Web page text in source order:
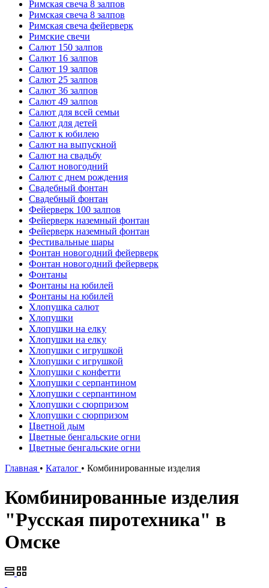
Римская свеча 8 залпов
Римская свеча 8 залпов
Римская свеча фейерверк
Римские свечи
Салют 150 залпов
Салют 16 залпов
Салют 19 залпов
Салют 25 залпов
Салют 36 залпов
Салют 49 залпов
Салют для всей семьи
Салют для детей
Салют к юбилею
Салют на выпускной
Салют на свадьбу
Салют новогодний
Салют с днем рождения
Свадебный фонтан
Свадебный фонтан
Фейерверк 100 залпов
Фейерверк наземный фонтан
Фейерверк наземный фонтан
Фестивальные шары
Фонтан новогодний фейерверк
Фонтан новогодний фейерверк
Фонтаны
Фонтаны на юбилей
Фонтаны на юбилей
Хлопушка салют
Хлопушки
Хлопушки на елку
Хлопушки на елку
Хлопушки с игрушкой
Хлопушки с игрушкой
Хлопушки с конфетти
Хлопушки с серпантином
Хлопушки с серпантином
Хлопушки с сюрпризом
Хлопушки с сюрпризом
Цветной дым
Цветные бенгальские огни
Цветные бенгальские огни
Главная • Каталог • Комбинированные изделия
Комбинированные изделия
"Русская пиротехника" в
Омске